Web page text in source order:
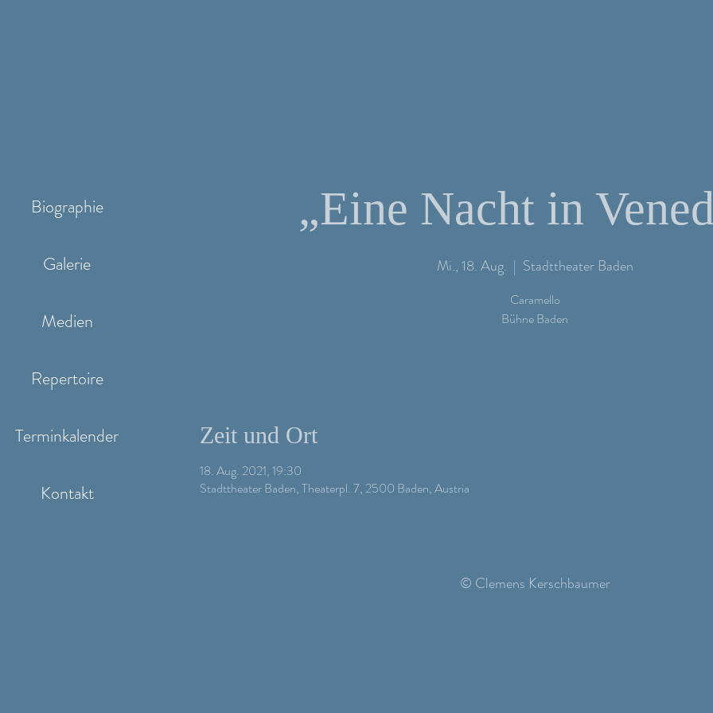
„Eine Nacht in
Mi., 18. Aug.
  |
Stadttheater Baden
Caramello
Bühne Baden
Zeit und Ort
18. Aug. 2021, 19:30
Stadttheater Baden, Theaterpl. 7, 2500 Baden, Austria
Biographie
Galerie
Medien
Repertoire
Terminkalender
Kontakt
© Clemens Kerschbaumer